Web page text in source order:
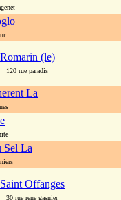
Romarin (le)
120 rue paradis
La
Sel La
Saint Offanges
30 rue rene gasnier